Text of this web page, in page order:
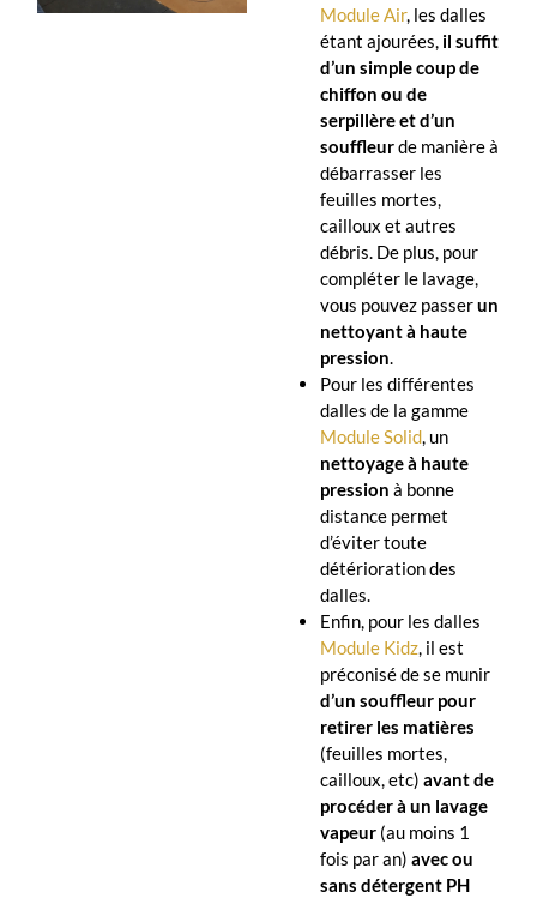
Module Air, les dalles
étant ajourées, il suffit
d’un simple coup de
chiffon ou de
serpillère et d’un
souffleurde manière à
débarrasser les
feuilles mortes,
cailloux et autres
débris. De plus, pour
compléter le lavage,
vous pouvez passerun
nettoyant à haute
pression.
Pour les différentes
dalles de la gamme
Module Solid, un
nettoyage à haute
pression à bonne
distance permet
d’éviter toute
détérioration des
dalles.
Enfin, pour les dalles
Module Kidz, il est
préconisé de se munir
d’un souffleur pour
retirer les matières
(feuilles mortes,
cailloux, etc) avant de
procéder à un lavage
vapeur (au moins 1
fois par an) avec ou
sans détergent PH